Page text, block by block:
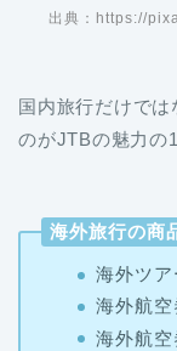
出典：https://
国内旅行だけで
のがJTBの魅力の1
海外旅行の商
海外ツア
海外航空
海外航